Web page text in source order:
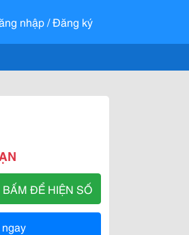
nhập / Đăng ký
BẤM ĐỂ HIỆN SỐ